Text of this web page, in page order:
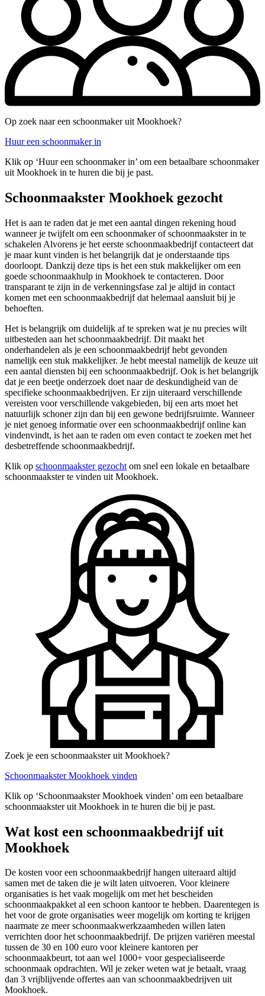
Op zoek naar een schoonmaker uit Mookhoek?
Huur een schoonmaker in
Klik op ‘Huur een schoonmaker in’ om een betaalbare schoonmaker
uit Mookhoek in te huren die bij je past.
Schoonmaakster Mookhoek gezocht
Het is aan te raden dat je met een aantal dingen rekening houd
wanneer je twijfelt om een schoonmaker of schoonmaakster in te
schakelen Alvorens je het eerste schoonmaakbedrijf contacteert dat
je maar kunt vinden is het belangrijk dat je onderstaande tips
doorloopt. Dankzij deze tips is het een stuk makkelijker om een
goede schoonmaakhulp in Mookhoek te contacteren. Door
transparant te zijn in de verkenningsfase zal je altijd in contact
komen met een schoonmaakbedrijf dat helemaal aansluit bij je
behoeften.
Het is belangrijk om duidelijk af te spreken wat je nu precies wilt
uitbesteden aan het schoonmaakbedrijf. Dit maakt het
onderhandelen als je een schoonmaakbedrijf hebt gevonden
namelijk een stuk makkelijker. Je hebt meestal namelijk de keuze uit
een aantal diensten bij een schoonmaakbedrijf. Ook is het belangrijk
dat je een beetje onderzoek doet naar de deskundigheid van de
specifieke schoonmaakbedrijven. Er zijn uiteraard verschillende
vereisten voor verschillende vakgebieden, bij een arts moet het
natuurlijk schoner zijn dan bij een gewone bedrijfsruimte. Wanneer
je niet genoeg informatie over een schoonmaakbedrijf online kan
vindenvindt, is het aan te raden om even contact te zoeken met het
desbetreffende schoonmaakbedrijf.
Klik op schoonmaakster gezocht om snel een lokale en betaalbare
schoonmaakster te vinden uit Mookhoek.
Zoek je een schoonmaakster uit Mookhoek?
Schoonmaakster Mookhoek vinden
Klik op ‘Schoonmaakster Mookhoek vinden’ om een betaalbare
schoonmaakster uit Mookhoek in te huren die bij je past.
Wat kost een schoonmaakbedrijf uit
Mookhoek
De kosten voor een schoonmaakbedrijf hangen uiteraard altijd
samen met de taken die je wilt laten uitvoeren. Voor kleinere
organisaties is het vaak mogelijk om met het bescheiden
schoonmaakpakket al een schoon kantoor te hebben. Daarentegen is
het voor de grote organisaties weer mogelijk om korting te krijgen
naarmate ze meer schoonmaakwerkzaamheden willen laten
verrichten door het schoonmaakbedrijf. De prijzen variëren meestal
tussen de 30 en 100 euro voor kleinere kantoren per
schoonmaakbeurt, tot aan wel 1000+ voor gespecialiseerde
schoonmaak opdrachten. Wil je zeker weten wat je betaalt, vraag
dan 3 vrijblijvende offertes aan van schoonmaakbedrijven uit
Mookhoek.